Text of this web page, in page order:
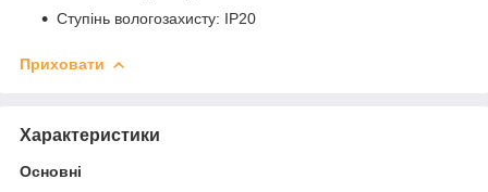
Ступінь вологозахисту: IP20
Приховати
Характеристики
Основні